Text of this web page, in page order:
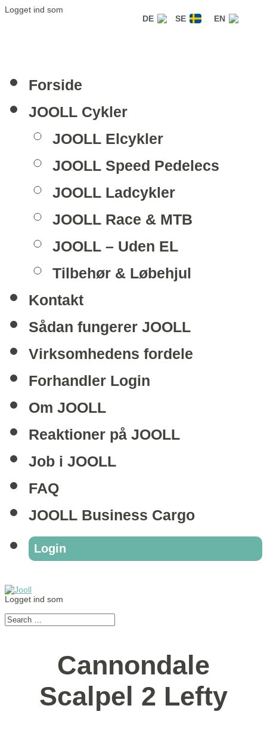
Logget ind som
Forside
JOOLL Cykler
JOOLL Elcykler
JOOLL Speed Pedelecs
JOOLL Ladcykler
JOOLL Race & MTB
JOOLL – Uden EL
Tilbehør & Løbehjul
Kontakt
Sådan fungerer JOOLL
Virksomhedens fordele
Forhandler Login
Om JOOLL
Reaktioner på JOOLL
Job i JOOLL
FAQ
JOOLL Business Cargo
Login
Logget ind som
DE SE EN
Cannondale
Scalpel 2 Lefty